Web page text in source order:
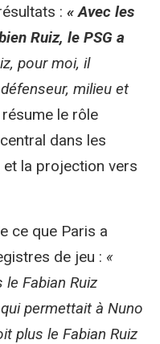
: « Avec les
Ruiz, le PSG a
pour moi, il
milieu et
le rôle
dans les
la projection vers
ce que Paris a
de jeu : «
Fabian Ruiz
permettait à Nuno
plus le Fabian Ruiz